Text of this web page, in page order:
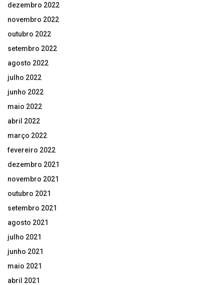
dezembro 2022
novembro 2022
outubro 2022
setembro 2022
agosto 2022
julho 2022
junho 2022
maio 2022
abril 2022
março 2022
fevereiro 2022
dezembro 2021
novembro 2021
outubro 2021
setembro 2021
agosto 2021
julho 2021
junho 2021
maio 2021
abril 2021